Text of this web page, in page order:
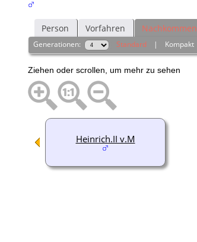
Person Vorfahren Nachkommen
Generationen: Standard | Kompakt
Ziehen oder scrollen, um mehr zu sehen
Heinrich.II v.M